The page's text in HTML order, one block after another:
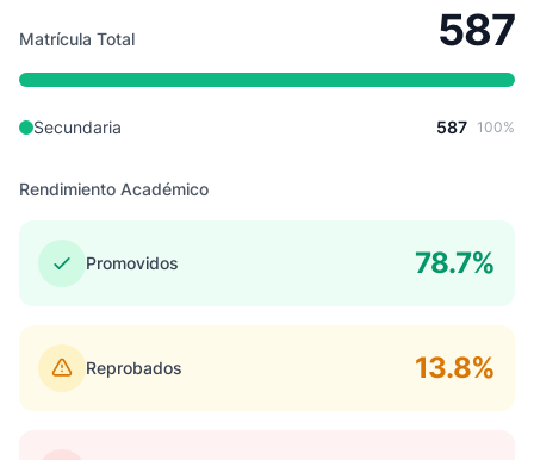
Matrícula Total 587
Secundaria 587 100%
Rendimiento Académico
Promovidos 78.7%
Reprobados 13.8%